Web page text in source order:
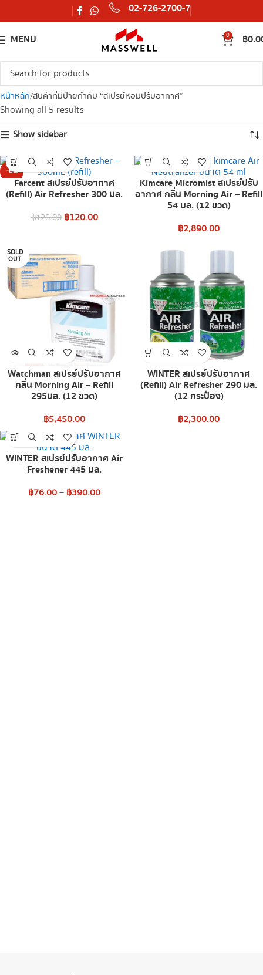
02-726-2700-7
MENU 0 ฿
หน้าหลัก สินค้าที่มีป้ายกำกับ “สเปรย์หอมปรับอากาศ”
Showing all 5 results
Show sidebar
-6%
Farcent สเปรย์ปรับอากาศ
(Refill) Air Refresher 300 มล.
฿128.00 ฿120.00
Kimcare Micromist สเปรย์ปรับ
อากาศ กลิ่น Morning Air – Refill
54 มล. (12 ขวด)
฿2,890.00
SOLD
OUT
Watchman สเปรย์ปรับอากาศ
กลิ่น Morning Air – Refill
295มล. (12 ขวด)
฿5,450.00
WINTER สเปรย์ปรับอากาศ
(Refill) Air Refresher 290 มล.
(12 กระป๋อง)
฿2,300.00
WINTER สเปรย์ปรับอากาศ Air
Freshener 445 มล.
฿76.00– ฿390.00